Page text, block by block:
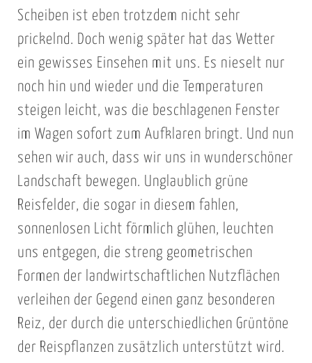
Scheiben ist eben trotzdem nicht sehr
prickelnd. Doch wenig später hat das Wetter
ein gewisses Einsehen mit uns. Es nieselt nur
noch hin und wieder und die Temperaturen
steigen leicht, was die beschlagenen Fenster
im Wagen sofort zum Aufklaren bringt. Und nun
sehen wir auch, dass wir uns in wunderschöner
Landschaft bewegen. Unglaublich grüne
Reisfelder, die sogar in diesem fahlen,
sonnenlosen Licht förmlich glühen, leuchten
uns entgegen, die streng geometrischen
Formen der landwirtschaftlichen Nutzflächen
verleihen der Gegend einen ganz besonderen
Reiz, der durch die unterschiedlichen Grüntöne
der Reispflanzen zusätzlich unterstützt wird.